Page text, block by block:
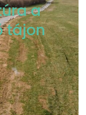
a
tájon